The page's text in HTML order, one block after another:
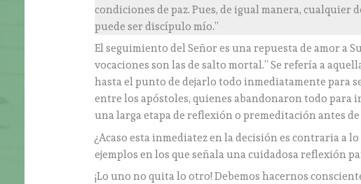
condiciones de paz. Pues, de igual manera, cualquier
puede ser discípulo mío.”
El seguimiento del Señor es una repuesta de amor a
vocaciones son las de salto mortal.” Se refería a
hasta el punto de dejarlo todo inmediatamente para
entre los apóstoles, quienes abandonaron todo para ir
una larga etapa de reflexión o premeditación antes
¿Acaso esta inmediatez en la decisión es contraria a
ejemplos en los que señala una cuidadosa reflexión
¡Lo uno no quita lo otro! Debemos hacernos